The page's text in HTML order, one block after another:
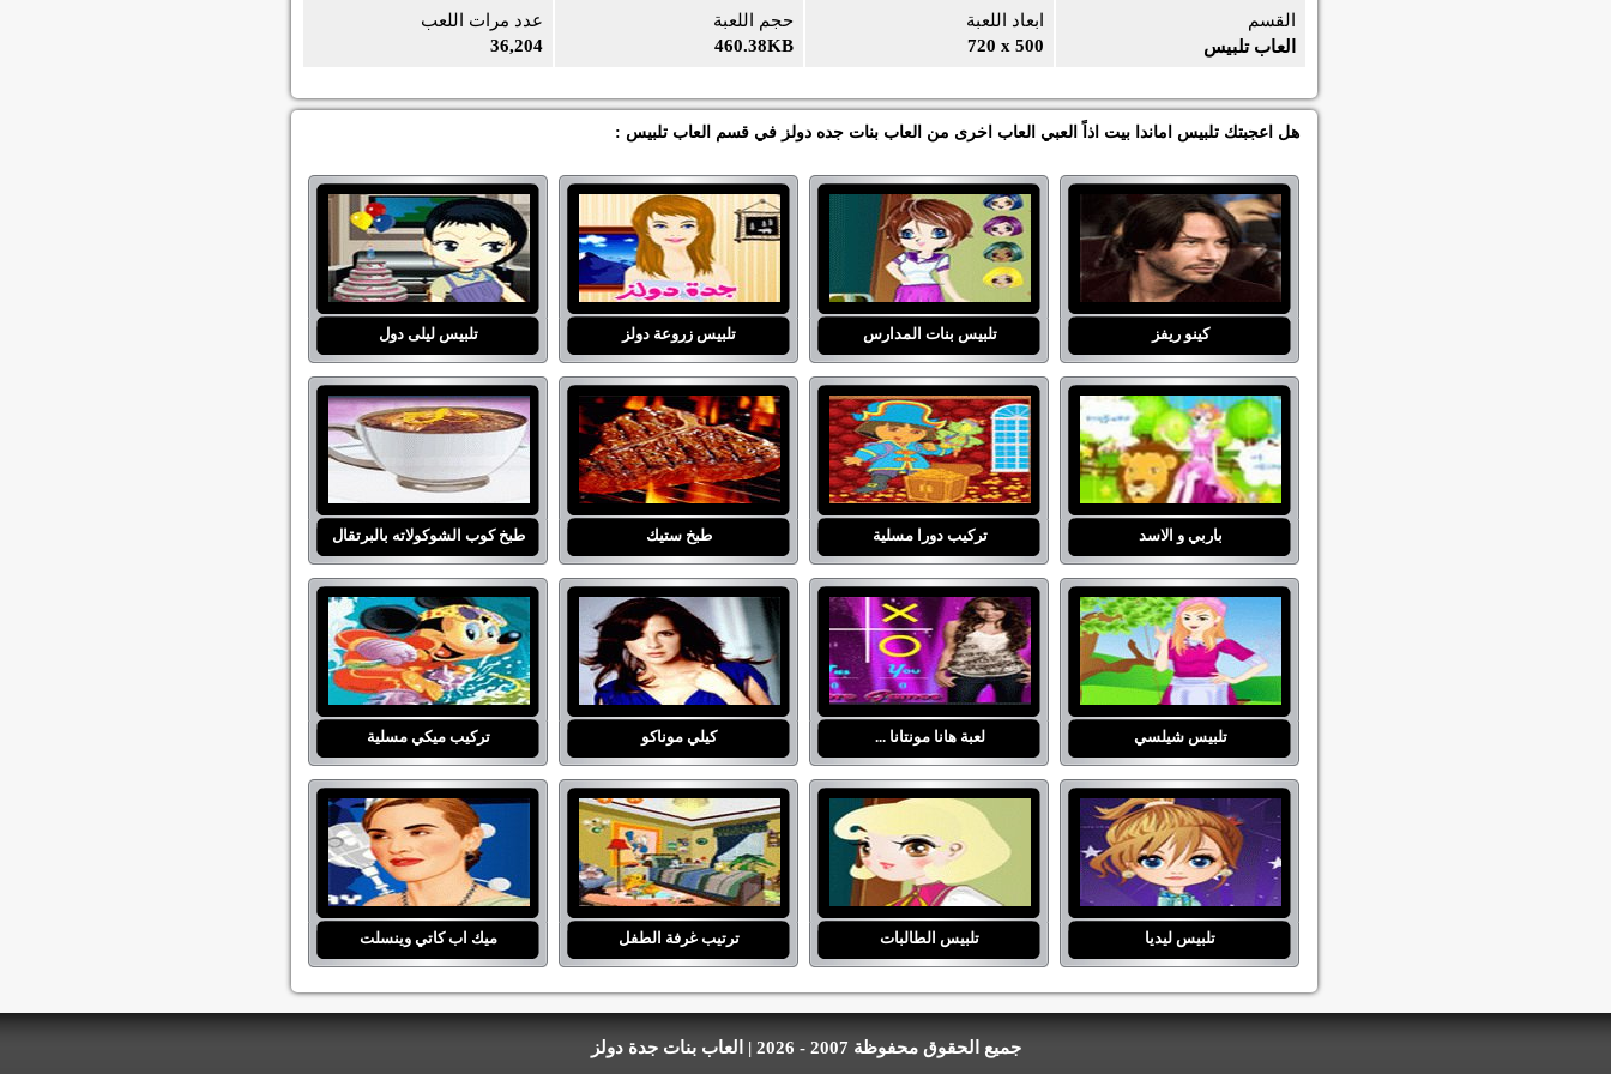
عدد مرات اللعب
36,204
حجم اللعبة
460.38KB
ابعاد اللعبة
720 x 500
القسم
العاب تلبيس
هل اعجبتك تلبيس اماندا بيت اذاً العبي العاب اخرى من العاب بنات جده دولز في قسم العاب تلبيس :
كينو ريفز تلبيس بنات المدارس تلبيس زروعة دولز تلبيس ليلى دول
باربي و الاسد تركيب دورا مسلية طبخ ستيك طبخ كوب الشوكولاته بالبرتقال
تلبيس شيلسي لعبة هانا مونتانا ... كيلي موناكو تركيب ميكي مسلية
تلبيس ليديا تلبيس الطالبات ترتيب غرفة الطفل ميك اب كاتي وينسلت
جميع الحقوق محفوظة 2007 - 2026 | العاب بنات جدة دولز